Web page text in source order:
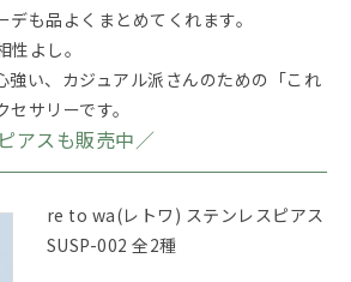
も品よくまとめてくれます。
よし。
強い、カジュアル派さんのための「これ
サリーです。
アスも販売中／
re to wa(レトワ) ステンレスピアス
SUSP-002 全2種